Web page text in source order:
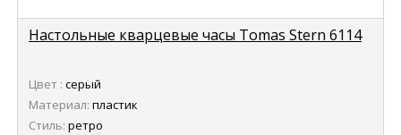
Настольные кварцевые часы Tomas Stern 6114
Цвет : серый
Материал: пластик
Стиль: ретро